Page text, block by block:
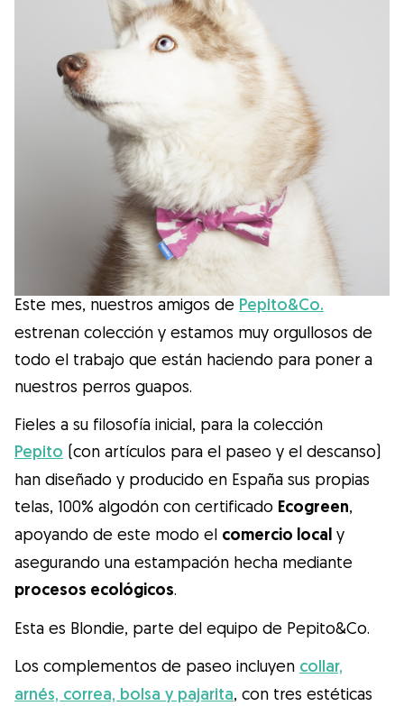
Accesorios
Educación Canina
Más contenido
Buscar cuidadores
¿Qué es Gudog?
reservar con el cuidador de perros
perfecto. ¡Miles de cuidadores están
disponibles para cuidar de tu perro como si
fuera un miembro más de su familia! Todas
las reservas incluyen Cobertura Veterinaria
y cancelación gratuíta
Este mes, nuestros amigos de Pepito&Co.
estrenan colección y estamos muy orgullosos de
todo el trabajo que están haciendo para poner a
nuestros perros guapos.
Fieles a su filosofía inicial, para la colección
Pepito (con artículos para el paseo y el descanso)
han diseñado y producido en España sus propias
telas, 100% algodón con certificado Ecogreen,
apoyando de este modo el comercio local y
asegurando una estampación hecha mediante
procesos ecológicos.
Esta es Blondie, parte del equipo de Pepito&Co.
Los complementos de paseo incluyen collar,
arnés, correa, bolsa y pajarita, con tres estéticas